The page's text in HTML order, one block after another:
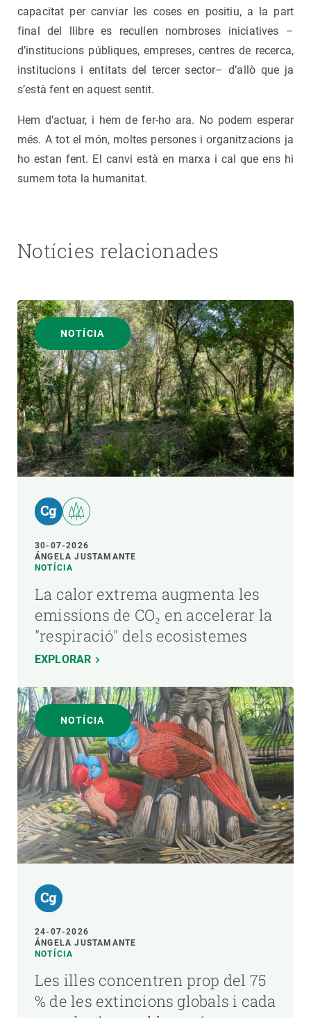
capacitat per canviar les coses en positiu, a la part
final del llibre es recullen nombroses iniciatives –
d’institucions públiques, empreses, centres de recerca,
institucions i entitats del tercer sector– d’allò que ja
s’està fent en aquest sentit.
Hem d’actuar, i hem de fer-ho ara. No podem esperar
més. A tot el món, moltes persones i organitzacions ja
ho estan fent. El canvi està en marxa i cal que ens hi
sumem tota la humanitat.
Notícies relacionades
NOTÍCIA
30-07-2026
ÁNGELA JUSTAMANTE
NOTÍCIA
La calor extrema augmenta les
emissions de CO₂ en accelerar la
"respiració" dels ecosistemes
EXPLORAR
NOTÍCIA
24-07-2026
ÁNGELA JUSTAMANTE
NOTÍCIA
Les illes concentren prop del 75
% de les extincions globals i cada